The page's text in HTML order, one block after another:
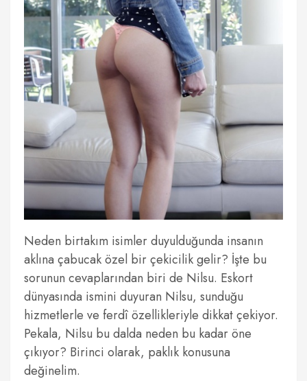
Neden birtakım isimler duyulduğunda insanın
aklına çabucak özel bir çekicilik gelir? İşte bu
sorunun cevaplarından biri de Nilsu. Eskort
dünyasında ismini duyuran Nilsu, sunduğu
hizmetlerle ve ferdî özellikleriyle dikkat çekiyor.
Pekala, Nilsu bu dalda neden bu kadar öne
çıkıyor? Birinci olarak, paklık konusuna
değinelim.